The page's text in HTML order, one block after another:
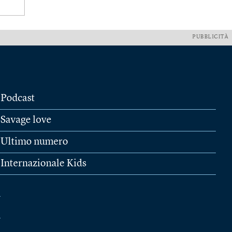
PUBBLICITÀ
Podcast
Savage love
Ultimo numero
Internazionale Kids